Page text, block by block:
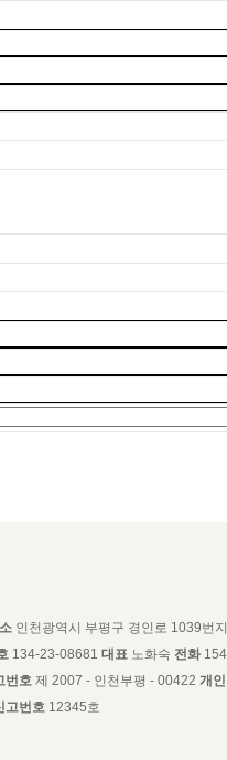
인천광역시 부평구 경인로 1039번
134-23-08681 대표 노화숙 전화
번호 제 2007 - 인천부평 - 00422 개
고번호 12345호